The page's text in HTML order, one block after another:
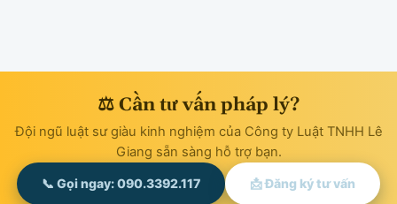
⚖ Cần tư vấn pháp lý?
Đội ngũ luật sư giàu kinh nghiệm của Công ty Luật TNHH Lê
Giang sẵn sàng hỗ trợ bạn.
📞 Gọi ngay: 090.3392.117 📩 Đăng ký tư vấn